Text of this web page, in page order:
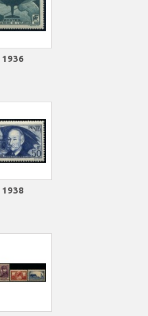
1936
1938